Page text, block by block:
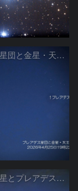
プレアデス星団と金星・天王星の接近 2026/4/25
金星と天王星とプレアデス星団の接近